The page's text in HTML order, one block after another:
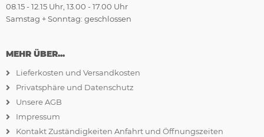
08.15 - 12.15 Uhr, 13.00 - 17.00 Uhr
Samstag + Sonntag: geschlossen
MEHR ÜBER...
Lieferkosten und Versandkosten
Privatsphäre und Datenschutz
Unsere AGB
Impressum
Kontakt Zuständigkeiten Anfahrt und Öffnungszeiten